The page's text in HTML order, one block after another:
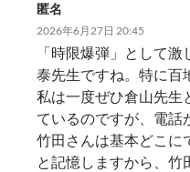
匿名
2026年6月27日 20:45
「時限爆弾」として
泰先生ですね。特に百
私は一度ぜひ倉山先生
ているのですが、電話
竹田さんは基本どこに
と記憶しますから、竹